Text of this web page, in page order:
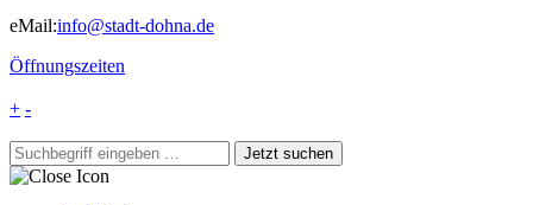
eMail:info@stadt-dohna.de
Öffnungszeiten
+ -